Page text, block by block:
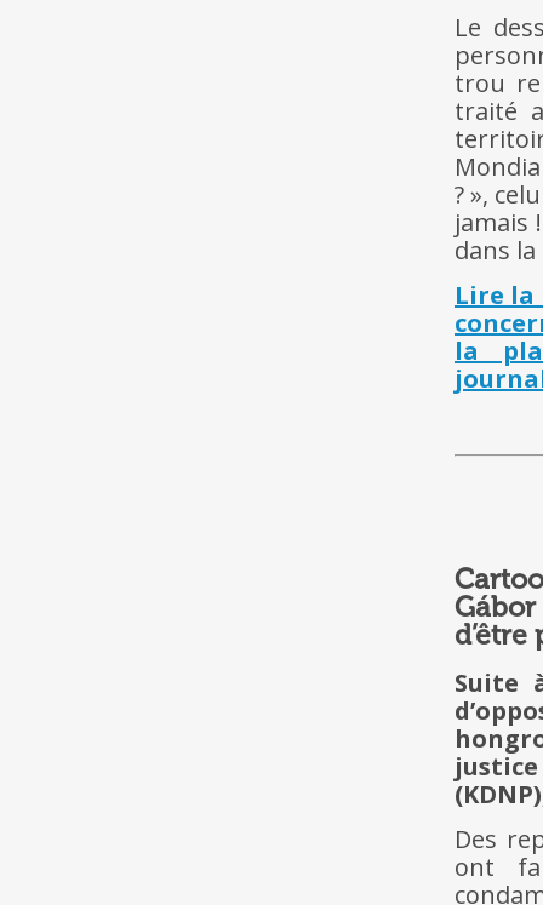
Le
trou
traité
? »,
jamais
dans
Lire la
la
Suite
Des
ont